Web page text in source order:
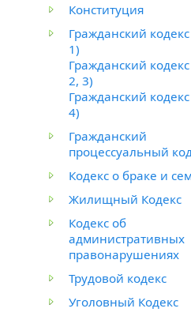
Конституция
Гражданский
1)
Гражданский
2, 3)
Гражданский
4)
Гражданский
процессуальный
Кодекс о браке и
Жилищный Кодекс
Кодекс об
административных
правонарушениях
Трудовой кодекс
Уголовный Кодекс